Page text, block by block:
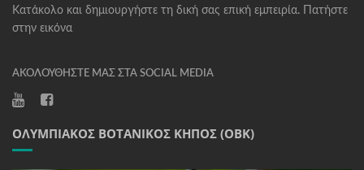
Κατάκολο και δημιουργήστε τη δική σας επική εμπειρία. Πατήστε
στην εικόνα
ΑΚΟΛΟΥΘΉΣΤΕ ΜΑΣ ΣΤΑ SOCIAL MEDIA
ΟΛΥΜΠΙΑΚΌΣ ΒΟΤΑΝΙΚΌΣ ΚΉΠΟΣ (ΟΒΚ)